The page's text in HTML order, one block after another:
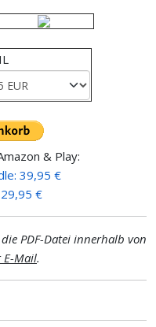
& Play:
39,95 €
€
PDF-Datei innerhalb von
E-Mail.